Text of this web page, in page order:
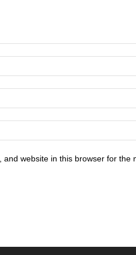
and website in this browser for the